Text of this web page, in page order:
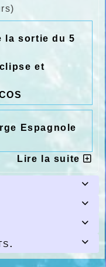
la sortie du 5
et
Espagnole
Lire la suite



